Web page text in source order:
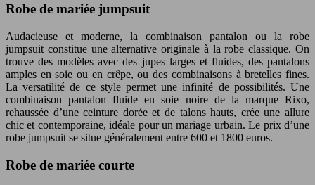
Robe de mariée jumpsuit
Audacieuse et moderne, la combinaison pantalon ou la robe
jumpsuit constitue une alternative originale à la robe classique. On
trouve des modèles avec des jupes larges et fluides, des pantalons
amples en soie ou en crêpe, ou des combinaisons à bretelles fines.
La versatilité de ce style permet une infinité de possibilités. Une
combinaison pantalon fluide en soie noire de la marque Rixo,
rehaussée d’une ceinture dorée et de talons hauts, crée une allure
chic et contemporaine, idéale pour un mariage urbain. Le prix d’une
robe jumpsuit se situe généralement entre 600 et 1800 euros.
Robe de mariée courte